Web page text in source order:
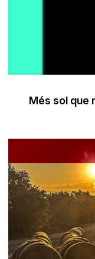
Més sol que